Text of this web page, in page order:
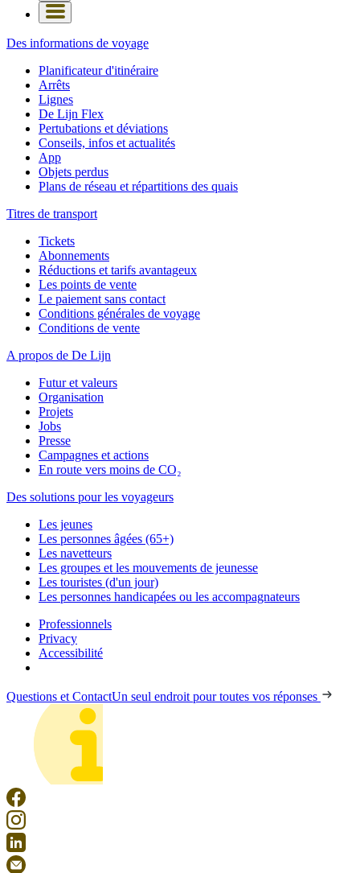
Des informations de voyage
Planificateur d'itinéraire
Arrêts
Lignes
De Lijn Flex
Pertubations et déviations
Conseils, infos et actualités
App
Objets perdus
Plans de réseau et répartitions des quais
Titres de transport
Tickets
Abonnements
Réductions et tarifs avantageux
Les points de vente
Le paiement sans contact
Conditions générales de voyage
Conditions de vente
A propos de De Lijn
Futur et valeurs
Organisation
Projets
Jobs
Presse
Campagnes et actions
En route vers moins de CO₂
Des solutions pour les voyageurs
Les jeunes
Les personnes âgées (65+)
Les navetteurs
Les groupes et les mouvements de jeunesse
Les touristes (d'un jour)
Les personnes handicapées ou les accompagnateurs
Professionnels
Privacy
Accessibilité
Questions et ContactUn seul endroit pour toutes vos réponses